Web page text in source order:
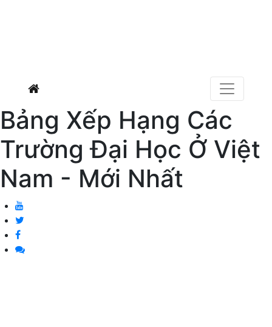
Bảng Xếp Hạng Các
Trường Đại Học Ở Việt
Nam - Mới Nhất